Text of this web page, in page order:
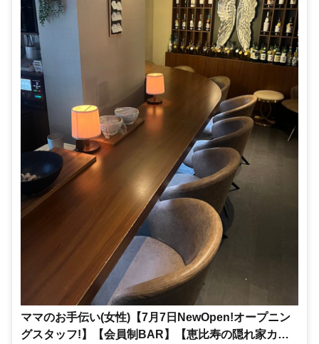
ママのお手伝い(女性)【7月7日NewOpen!オープニン
グスタッフ!】【会員制BAR】【恵比寿の隠れ家カウ